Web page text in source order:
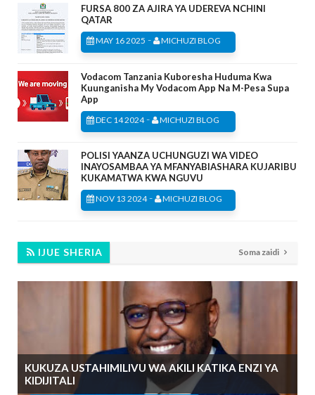
FURSA 800 ZA AJIRA YA UDEREVA NCHINI
QATAR
MAY 16 2025 - MICHUZI BLOG
Vodacom Tanzania Kuboresha Huduma Kwa
Kuunganisha My Vodacom App Na M-Pesa Supa
App
DEC 14 2024- MICHUZI BLOG
POLISI YAANZA UCHUNGUZI WA VIDEO
INAYOSAMBAA YA MFANYABIASHARA KUJARIBU
KUKAMATWA KWA NGUVU
NOV 13 2024- MICHUZI BLOG
IJUE SHERIA Soma zaidi
KUKUZA USTAHIMILIVU WA AKILI KATIKA ENZI YA
KIDIJITALI